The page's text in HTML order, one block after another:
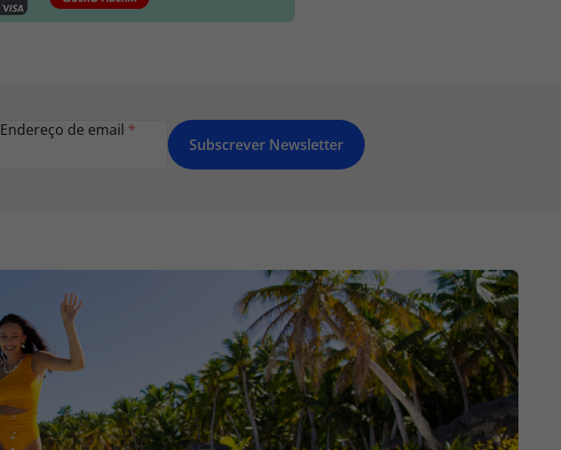
Endereço de email *
Subscrever Newsletter